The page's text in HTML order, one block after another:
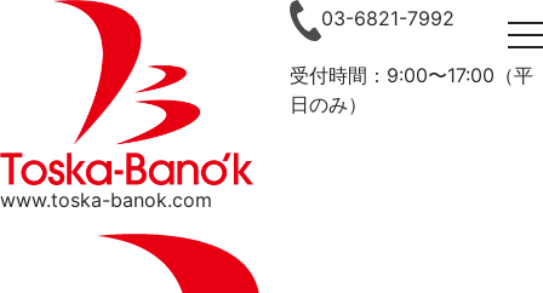
テ
ン
www.toska-banok.com
03-6821-7992
受付時間：9:00〜17:00 （平
日のみ）